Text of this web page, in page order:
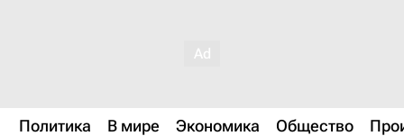
Политика В мире Экономика Общество